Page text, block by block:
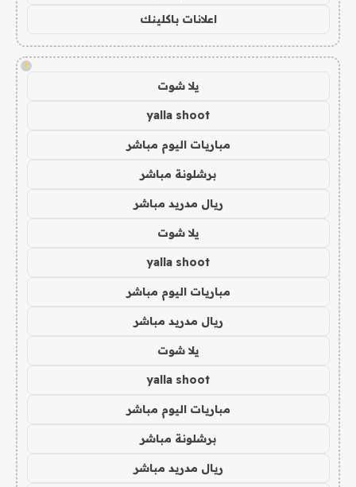
اعلانات باكلينك
!
يلا شوت
yalla shoot
مباريات اليوم مباشر
برشلونة مباشر
ريال مدريد مباشر
يلا شوت
yalla shoot
مباريات اليوم مباشر
ريال مدريد مباشر
يلا شوت
yalla shoot
مباريات اليوم مباشر
برشلونة مباشر
ريال مدريد مباشر